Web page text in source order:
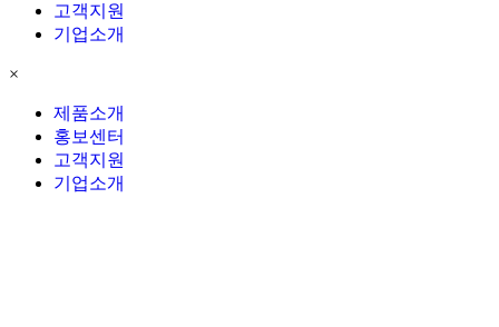
고객지원
기업소개
×
제품소개
홍보센터
고객지원
기업소개